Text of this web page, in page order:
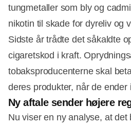
tungmetaller som bly og
nikotin til skade for dyreliv og
Sidste år trådte det såkaldte
cigaretskod i kraft.
tobaksproducenterne skal
deres produkter, når de ender
Ny aftale sender højere
Nu viser en ny analyse, at